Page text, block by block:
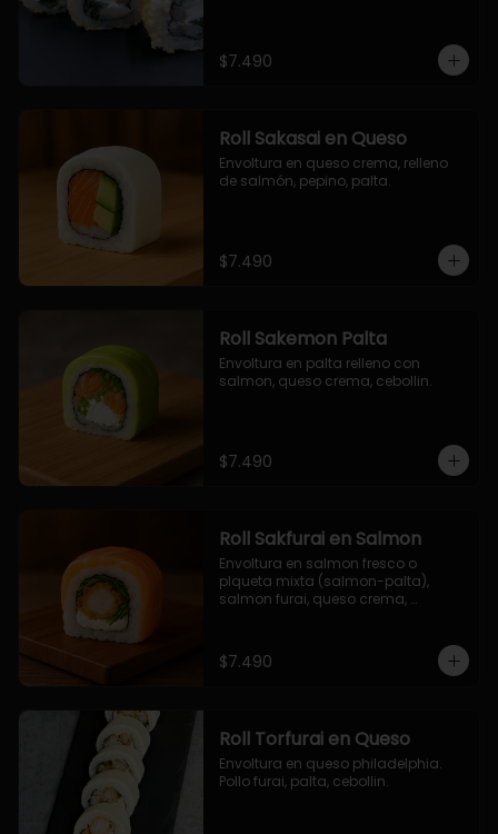
$7.490
Roll Sakasai en Queso
Envoltura en queso crema, relleno
de salmón, pepino, palta.
$7.490
Roll Sakemon Palta
Envoltura en palta relleno con
salmon, queso crema, cebollin.
$7.490
Roll Sakfurai en Salmon
Envoltura en salmon fresco o
plqueta mixta (salmon-palta),
salmon furai, queso crema,
$7.490
Roll Torfurai en Queso
Envoltura en queso philadelphia.
Pollo furai, palta, cebollin.